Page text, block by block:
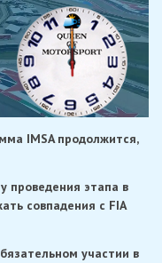
IMSA продолжится,
проведения этапа в
совпадения с FIA
участии в